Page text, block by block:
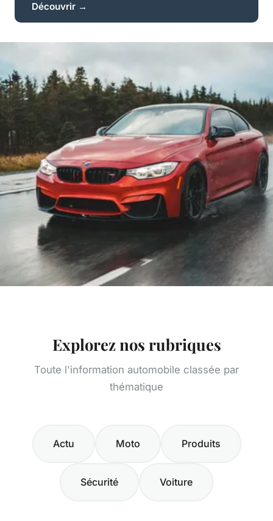
Découvrir →
Explorez nos rubriques
Toute l'information automobile classée par
thématique
Actu Moto Produits
Sécurité Voiture